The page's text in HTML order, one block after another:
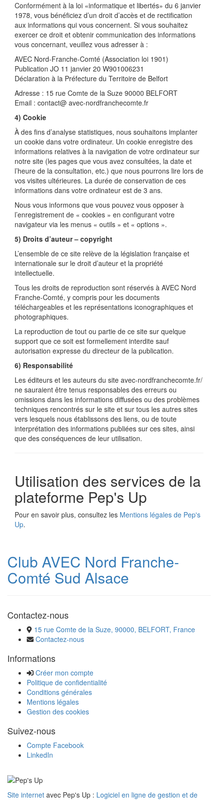
Conformément à la loi «informatique et libertés» du 6 janvier
1978, vous bénéficiez d’un droit d’accès et de rectification
aux informations qui vous concernent. Si vous souhaitez
exercer ce droit et obtenir communication des informations
vous concernant, veuillez vous adresser à :
AVEC Nord-Franche-Comté (Association loi 1901)
Publication JO 11 janvier 20 W901006231
Déclaration à la Préfecture du Territoire de Belfort
Adresse : 15 rue Comte de la Suze 90000 BELFORT
Email : contact@ avec-nordfranchecomte.fr
4) Cookie
À des fins d’analyse statistiques, nous souhaitons implanter
un cookie dans votre ordinateur. Un cookie enregistre des
informations relatives à la navigation de votre ordinateur sur
notre site (les pages que vous avez consultées, la date et
l’heure de la consultation, etc.) que nous pourrons lire lors de
vos visites ultérieures. La durée de conservation de ces
informations dans votre ordinateur est de 3 ans.
Nous vous informons que vous pouvez vous opposer à
l’enregistrement de « cookies » en configurant votre
navigateur via les menus « outils » et « options ».
5) Droits d’auteur – copyright
L’ensemble de ce site relève de la législation française et
internationale sur le droit d’auteur et la propriété
intellectuelle.
Tous les droits de reproduction sont réservés à AVEC Nord
Franche-Comté, y compris pour les documents
téléchargeables et les représentations iconographiques et
photographiques.
La reproduction de tout ou partie de ce site sur quelque
support que ce soit est formellement interdite sauf
autorisation expresse du directeur de la publication.
6) Responsabilité
Les éditeurs et les auteurs du site avec-nordfranchecomte.fr/
ne sauraient être tenus responsables des erreurs ou
omissions dans les informations diffusées ou des problèmes
techniques rencontrés sur le site et sur tous les autres sites
vers lesquels nous établissons des liens, ou de toute
interprétation des informations publiées sur ces sites, ainsi
que des conséquences de leur utilisation.
Utilisation des services de la
plateforme Pep's Up
Pour en savoir plus, consultez les Mentions légales de Pep's
Up.
Club AVEC Nord Franche-
Comté Sud Alsace
Contactez-nous
15 rue Comte de la Suze, 90000, BELFORT, France
Contactez-nous
Informations
Créer mon compte
Politique de confidentialité
Conditions générales
Mentions légales
Gestion des cookies
Suivez-nous
Compte Facebook
LinkedIn
Site internet avec Pep's Up : Logiciel en ligne de gestion et de